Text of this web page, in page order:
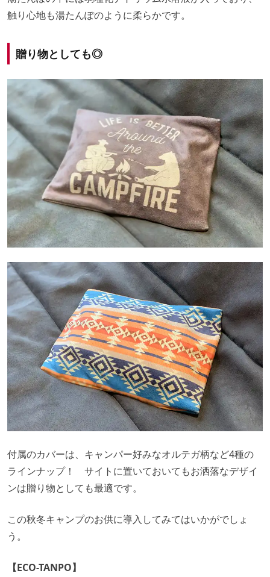
触り心地も湯たんぽのように柔らかです。
贈り物としても◎
付属のカバーは、キャンパー好みなオルテガ柄など4種の
ラインナップ！ サイトに置いておいてもお洒落なデザイ
ンは贈り物としても最適です。
この秋冬キャンプのお供に導入してみてはいかがでしょ
う。
【ECO-TANPO】